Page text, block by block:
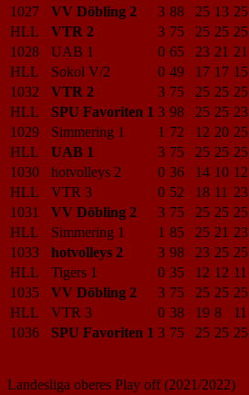
1027
VV Döbling 2 3 88 25 13 25
HLL
VTR 2 3 75 25 25 25
1028
UAB 1 0 65 23 21 21
HLL
Sokol V/2 0 49 17 17 15
1032
VTR 2 3 75 25 25 25
HLL
SPU Favoriten 1 3 98 25 25 23
1029
Simmering 1 1 72 12 20 25
HLL
UAB 1 3 75 25 25 25
1030
hotvolleys 2 0 36 14 10 12
HLL
VTR 3 0 52 18 11 23
1031
VV Döbling 2 3 75 25 25 25
HLL
Simmering 1 1 85 25 21 23
1033
hotvolleys 2 3 98 23 25 25
HLL
Tigers 1 0 35 12 12 11
1035
VV Döbling 2 3 75 25 25 25
HLL
VTR 3 0 38 19 8
11
1036
SPU Favoriten 1 3 75 25 25 25
Landesliga oberes Play off (2021/2022)